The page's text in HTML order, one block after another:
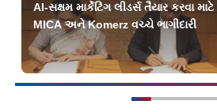
AI-સક્ષમ માર્કેટિંગ લીડર્સ તૈયાર કરવા માટે
MICA અને Komerz વચ્ચે ભાગીદારી